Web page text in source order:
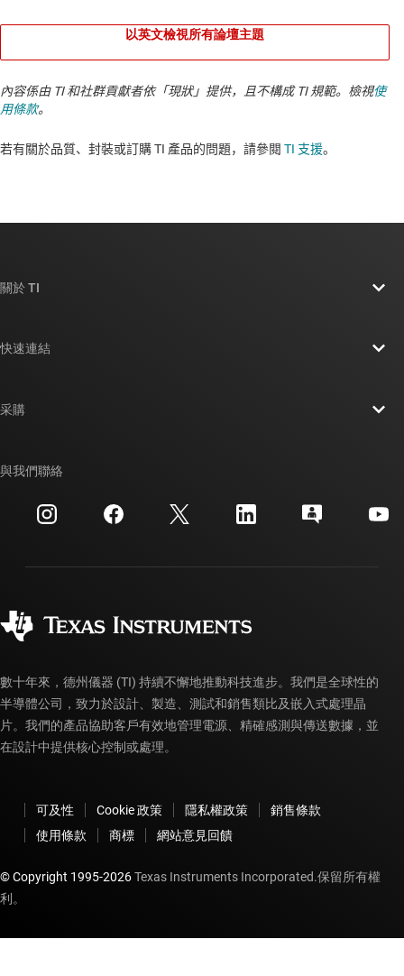
以英文檢視所有論壇主題
內容係由 TI 和社群貢獻者依「現狀」提供，且不構成 TI 規範。檢視使
用條款。
若有關於品質、封裝或訂購 TI 產品的問題，請參閱 TI 支援。​​​​​​​​​​​​​​
關於 TI
投資人關系
製造
快速連結
交互參考搜索
客戶支援中心
myTI 帳戶常見問題解答
采購
訂購 FAQ
與我們聯絡
數十年來，德州儀器 (TI) 持續不懈地推動科技進步。我們是全球性的
半導體公司，致力於設計、製造、測試和銷售類比及嵌入式處理晶
片。我們的產品協助客戶有效地管理電源、精確感測與傳送數據，並
在設計中提供核心控制或處理。
可及性 Cookie 政策 隱私權政策
銷售條款
使用條款
商標 網站意見回饋
© Copyright 1995-2026Texas Instruments Incorporated.保留所有權
利。